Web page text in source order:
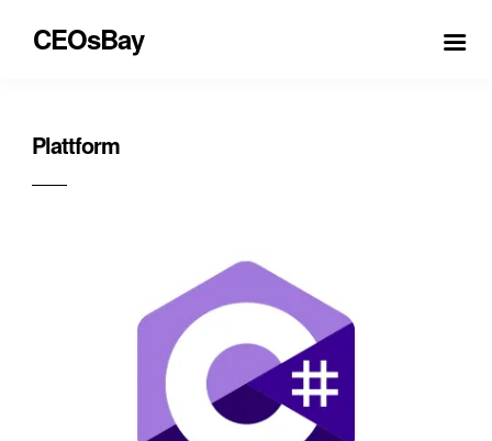
CEOsBay
Plattform